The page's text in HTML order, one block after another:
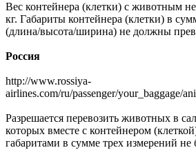
Вес контейнера (клетки) с животным
кг. Габариты контейнера (клетки) в
(длина/высота/ширина) не должны
Россия
http://www.rossiya-
airlines.com/ru/passenger/your_baggage/
Разрешается перевозить животных в
которых вместе с контейнером
габаритами в сумме трех измерений не